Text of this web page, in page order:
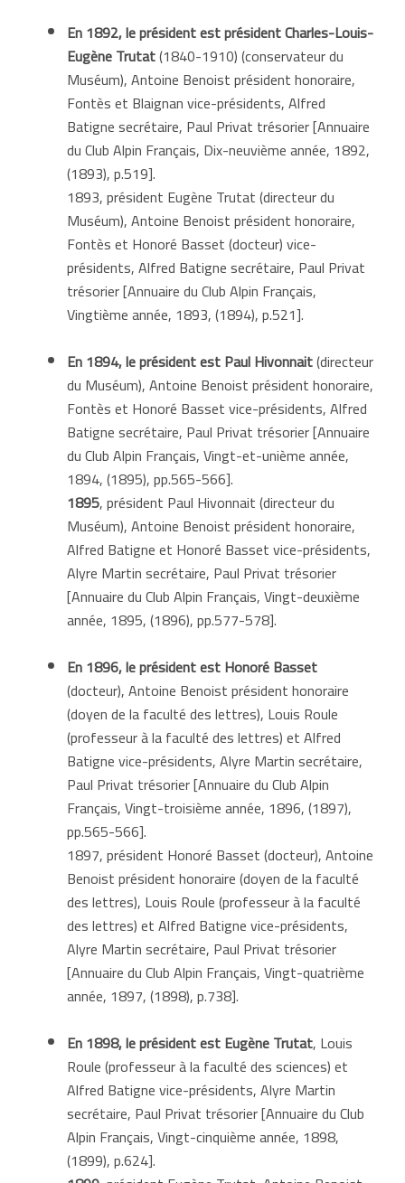
En1892,leprésident estprésident Charles-Louis-
Eugène Trutat(1840-1910) (conservateur du
Muséum), Antoine Benoist président honoraire,
Fontès et Blaignan vice-présidents, Alfred
Batigne secrétaire, Paul Privat trésorier [Annuaire
du Club Alpin Français, Dix-neuvième année, 1892,
(1893), p.519].
1893, président Eugène Trutat (directeur du
Muséum), Antoine Benoist président honoraire,
Fontès et Honoré Basset (docteur) vice-
présidents, Alfred Batigne secrétaire, Paul Privat
trésorier [Annuaire du Club Alpin Français,
Vingtième année, 1893, (1894), p.521].
En 1894,leprésident estPaul Hivonnait(directeur
du Muséum), Antoine Benoist président honoraire,
Fontès et Honoré Basset vice-présidents, Alfred
Batigne secrétaire, Paul Privat trésorier [Annuaire
du Club Alpin Français, Vingt-et-unième année,
1894, (1895), pp.565-566].
1895, président Paul Hivonnait (directeur du
Muséum), Antoine Benoist président honoraire,
Alfred Batigne et Honoré Basset vice-présidents,
Alyre Martin secrétaire, Paul Privat trésorier
[Annuaire du Club Alpin Français, Vingt-deuxième
année, 1895, (1896), pp.577-578].
En 1896,leprésident estHonoré Basset
(docteur), Antoine Benoist président honoraire
(doyen de la faculté des lettres), Louis Roule
(professeur à la faculté des lettres) et Alfred
Batigne vice-présidents, Alyre Martin secrétaire,
Paul Privat trésorier [Annuaire du Club Alpin
Français, Vingt-troisième année, 1896, (1897),
pp.565-566].
1897, président Honoré Basset (docteur), Antoine
Benoist président honoraire (doyen de la faculté
des lettres), Louis Roule (professeur à la faculté
des lettres) et Alfred Batigne vice-présidents,
Alyre Martin secrétaire, Paul Privat trésorier
[Annuaire du Club Alpin Français, Vingt-quatrième
année, 1897, (1898), p.738].
En 1898,leprésident estEugène Trutat, Louis
Roule (professeur à la faculté des sciences) et
Alfred Batigne vice-présidents, Alyre Martin
secrétaire, Paul Privat trésorier [Annuaire du Club
Alpin Français, Vingt-cinquième année, 1898,
(1899), p.624].